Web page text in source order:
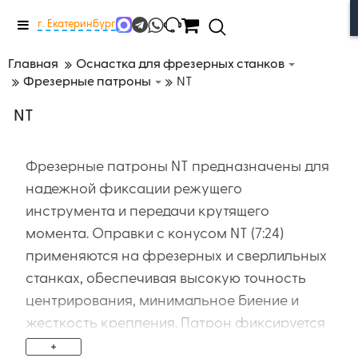
Меню
г. Екатеринбург
Главная
Оснастка для фрезерных станков
Фрезерные патроны
NT
NT
Фрезерные патроны NT предназначены для
надежной фиксации режущего
инструмента и передачи крутящего
момента. Оправки с конусом NT (7:24)
применяются на фрезерных и сверлильных
станках, обеспечивая высокую точность
центрирования, минимальное биение и
жесткость крепления. Патрон фиксируется
в шпинделе с помощью штревельного болта
+